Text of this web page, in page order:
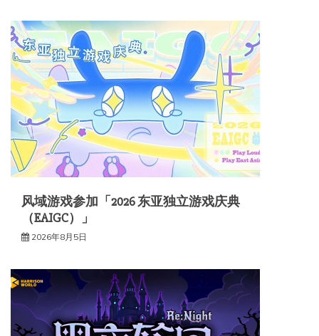
风域游戏参加「2026 东亚独立游戏庆典
（EAIGC）」
2026年8月5日